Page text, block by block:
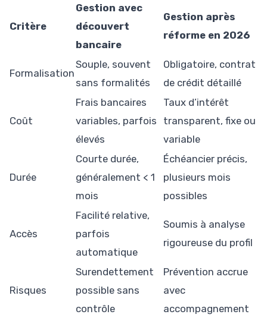
Critère
Gestion avec
découvert
bancaire
Gestion après
réforme en 2026
Formalisation
Souple, souvent
sans formalités
Obligatoire, contrat
de crédit détaillé
Coût
Frais bancaires
variables, parfois
élevés
Taux d’intérêt
transparent, fixe ou
variable
Durée
Courte durée,
généralement < 1
mois
Échéancier précis,
plusieurs mois
possibles
Accès
Facilité relative,
parfois
automatique
Soumis à analyse
rigoureuse du profil
Risques
Surendettement
possible sans
contrôle
Prévention accrue
avec
accompagnement